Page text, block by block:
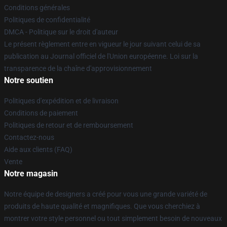
Conditions générales
Politiques de confidentialité
DMCA - Politique sur le droit d'auteur
Le présent règlement entre en vigueur le jour suivant celui de sa
publication au Journal officiel de l'Union européenne. Loi sur la
transparence de la chaîne d'approvisionnement
Notre soutien
Politiques d'expédition et de livraison
Conditions de paiement
Politiques de retour et de remboursement
Contactez-nous
Aide aux clients (FAQ)
Vente
Notre magasin
Notre équipe de designers a créé pour vous une grande variété de
produits de haute qualité et magnifiques. Que vous cherchiez à
montrer votre style personnel ou tout simplement besoin de nouveaux